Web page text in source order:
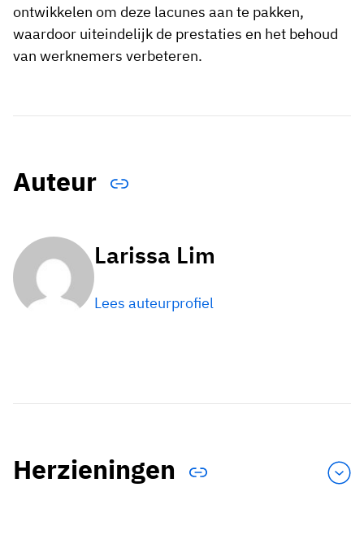
ontwikkelen om deze lacunes aan te pakken,
waardoor uiteindelijk de prestaties en het behoud
van werknemers verbeteren.
Auteur
Larissa Lim
Lees auteurprofiel
Herzieningen